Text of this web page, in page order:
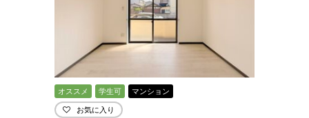
オススメ 学生可 マンション
お気に入り